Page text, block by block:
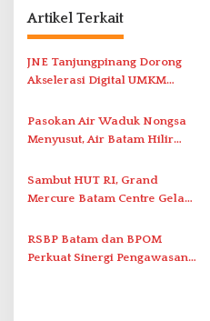
a
s
i
p
o
s
Artikel Terkait
JNE Tanjungpinang Dorong
Akselerasi Digital UMKM
2026
Pasokan Air Waduk Nongsa
Menyusut, Air Batam Hilir
Antar-IPAM
Sambut HUT RI, Grand
Mercure Batam Centre Gelar
Nusantara’
RSBP Batam dan BPOM
Perkuat Sinergi Pengawasan